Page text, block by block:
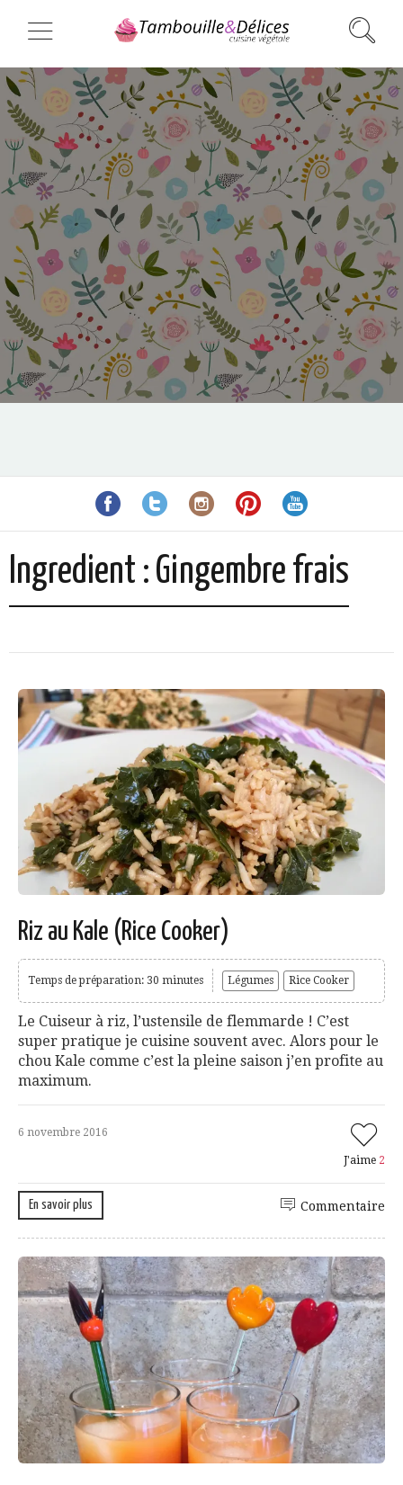
Ingredient : Gingembre frais
Riz au Kale (Rice Cooker)
Temps de préparation: 30 minutes Légumes Rice Cooker
Le Cuiseur à riz, l’ustensile de flemmarde ! C’est
super pratique je cuisine souvent avec. Alors pour le
chou Kale comme c’est la pleine saison j’en profite au
maximum.
6 novembre 2016
J'aime 2
En savoir plus Commentaire